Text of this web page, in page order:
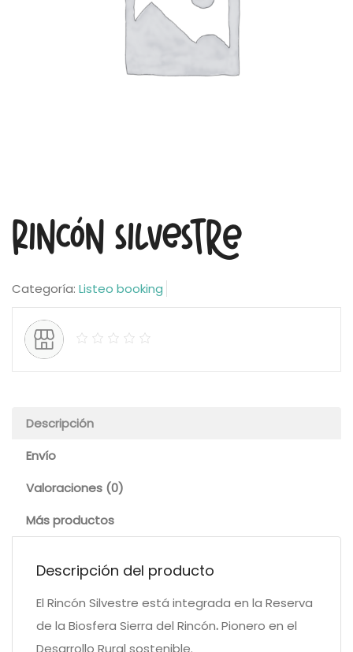
Rincón Silvestre
Categoría: Listeo booking
Descripción
Envío
Valoraciones (0)
Más productos
Descripción del producto
El Rincón Silvestre está integrada en la Reserva
de la Biosfera Sierra del Rincón.Pionero en el
Desarrollo Rural sostenible.